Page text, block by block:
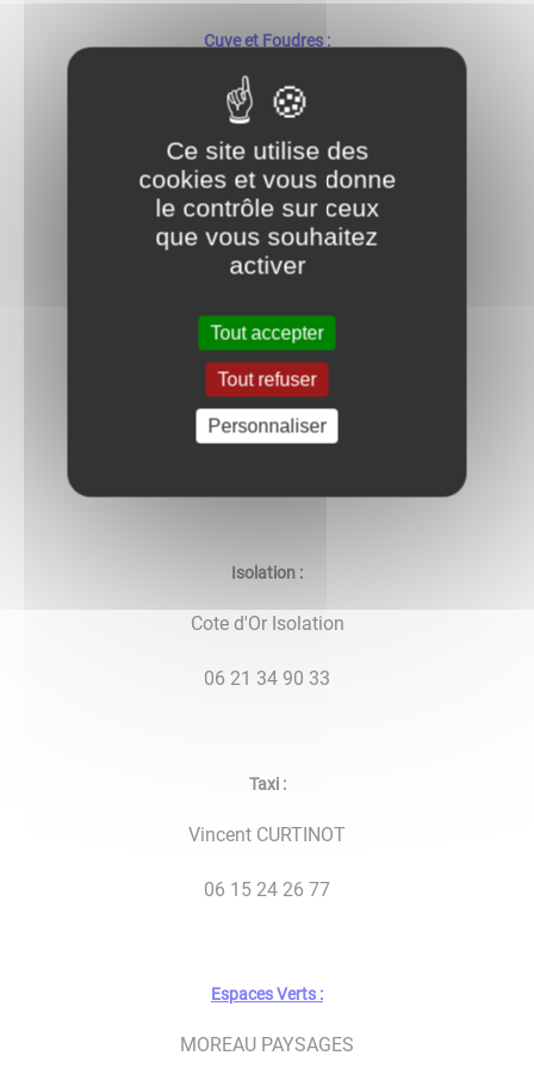
Cuve et Foudres :
SARL Marc GRENIER
Route de Villy le Moutiers
03 80 26 67 76
www.marc-grenier.com
Couverture-Zinguerie :
Kévin FAIVRE
Isolation :
Cote d'Or Isolation
06 21 34 90 33
Taxi :
Vincent CURTINOT
06 15 24 26 77
Espaces Verts :
MOREAU PAYSAGES
Ce site utilise des
cookies et vous donne
le contrôle sur ceux
que vous souhaitez
activer
Tout accepter
Tout refuser
Personnaliser